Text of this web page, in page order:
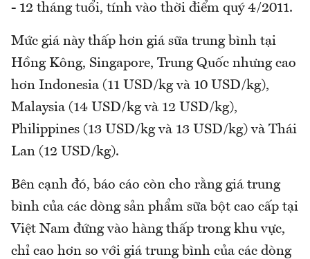
- 12 tháng tuổi, tính vào thời điểm quý 4/2011.
Mức giá này thấp hơn giá sữa trung bình tại
Hồng Kông, Singapore, Trung Quốc nhưng cao
hơn Indonesia (11 USD/kg và 10 USD/kg),
Malaysia (14 USD/kg và 12 USD/kg),
Philippines (13 USD/kg và 13 USD/kg) và Thái
Lan (12 USD/kg).
Bên cạnh đó, báo cáo còn cho rằng giá trung
bình của các dòng sản phẩm sữa bột cao cấp tại
Việt Nam đứng vào hàng thấp trong khu vực,
chỉ cao hơn so với giá trung bình của các dòng